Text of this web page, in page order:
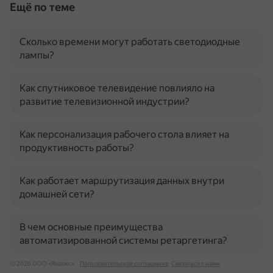
Ещё по теме
Сколько времени могут работать светодиодные
лампы?
Как спутниковое телевидение повлияло на
развитие телевизионной индустрии?
Как персонализация рабочего стола влияет на
продуктивность работы?
Как работает маршрутизация данных внутри
домашней сети?
В чем основные преимущества
автоматизированной системы ретаргетинга?
© 2026 ООО «Яндекс» Пользовательское соглашение Связаться с нами